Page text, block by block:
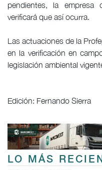
pendientes, la empresa
verificará que así ocurra.
Las actuaciones de la
en la verificación en
legislación ambiental
Edición: Fernando Sierra
LO MÁS